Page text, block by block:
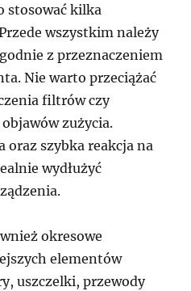
stosować kilka
wszystkim należy
z przeznaczeniem
Nie warto przeciążać
filtrów czy
zużycia.
oraz szybka reakcja na
wydłużyć
okresowe
elementów
uszczelki, przewody